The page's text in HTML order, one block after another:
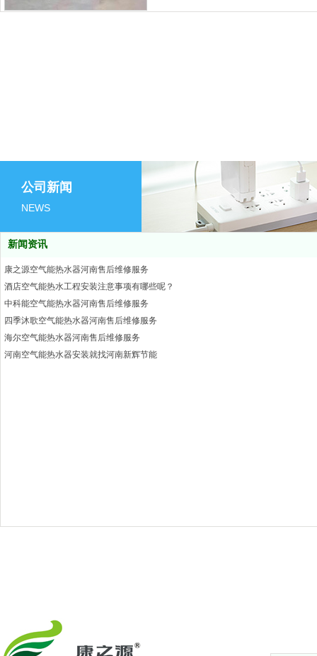
九恒空气能用行动守护儿童健康——
一零后婴幼儿活动中心专业从事婴幼儿游
后洗浴中心日接待量达到几百人，日用水
众，响应国家号召的态度一直前行，现已
公司新闻
NEWS
新闻资讯
康之源空气能热水器河南售后维修服务
酒店空气能热水工程安装注意事项有哪些呢？
中科能空气能热水器河南售后维修服务
四季沐歌空气能热水器河南售后维修服务
海尔空气能热水器河南售后维修服务
河南空气能热水器安装就找河南新辉节能